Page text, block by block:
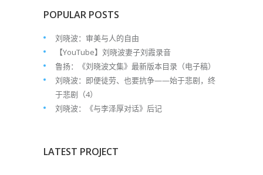
POPULAR POSTS
刘晓波：审美与人的自由
【YouTube】刘晓波妻子刘霞录音
鲁扬：《刘晓波文集》最新版本目录（电子稿）
刘晓波：即便徒劳、也要抗争——始于悲剧，终
于悲剧（4）
刘晓波：《与李泽厚对话》后记
LATEST PROJECT